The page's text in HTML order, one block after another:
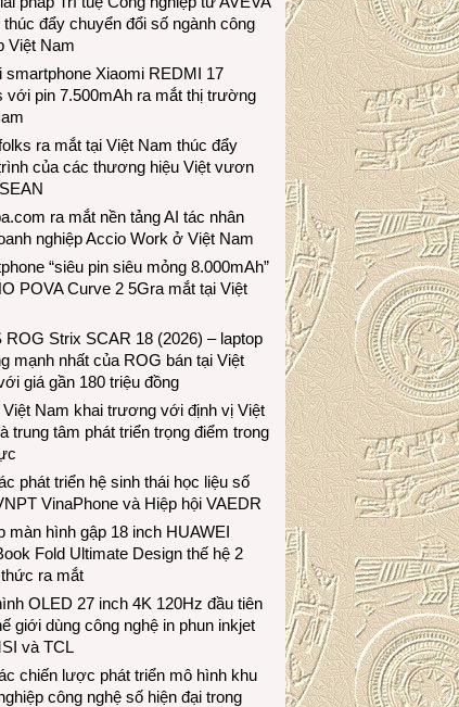
thúc đẩy chuyển đổi số ngành công
Việt Nam
smartphone Xiaomi REDMI 17
với pin 7.500mAh ra mắt thị trường
ra mắt tại Việt Nam thúc đẩy
của các thương hiệu Việt vươn
ra mắt nền tảng AI tác nhân
nghiệp Accio Work ở Việt Nam
“siêu pin siêu mỏng 8.000mAh”
POVA Curve 2 5Gra mắt tại Việt
ROG Strix SCAR 18 (2026) – laptop
mạnh nhất của ROG bán tại Việt
giá gần 180 triệu đồng
Việt Nam khai trương với định vị Việt
trung tâm phát triển trọng điểm trong
phát triển hệ sinh thái học liệu số
VinaPhone và Hiệp hội VAEDR
màn hình gập 18 inch HUAWEI
Fold Ultimate Design thế hệ 2
ra mắt
OLED 27 inch 4K 120Hz đầu tiên
giới dùng công nghệ in phun inkjet
và TCL
chiến lược phát triển mô hình khu
công nghệ số hiện đại trong